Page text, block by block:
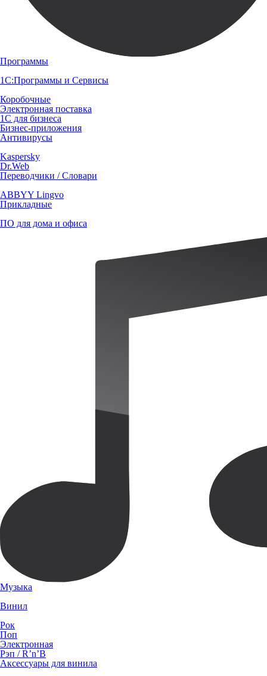
Программы
1С:Программы и Сервисы
Коробочные
Электронная поставка
1С для бизнеса
Бизнес-приложения
Антивирусы
Kaspersky
Dr.Web
Переводчики / Словари
ABBYY Lingvo
Прикладные
ПО для дома и офиса
Музыка
Винил
Рок
Поп
Электронная
Рэп / R’n’B
Аксессуары для винила